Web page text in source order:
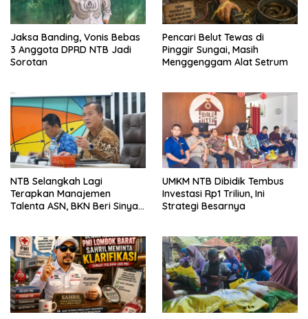
Jaksa Banding, Vonis Bebas
3 Anggota DPRD NTB Jadi
Sorotan
Pencari Belut Tewas di
Pinggir Sungai, Masih
Menggenggam Alat Setrum
NTB Selangkah Lagi
Terapkan Manajemen
Talenta ASN, BKN Beri Sinyal
UMKM NTB Dibidik Tembus
Investasi Rp1 Triliun, Ini
Strategi Besarnya